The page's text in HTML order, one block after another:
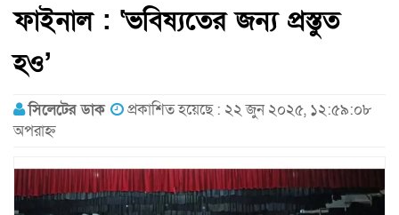
ফাইনাল : ‘ভবিষ্যতের জন্য প্রস্তুত
হও’
সিলেটের ডাক
প্রকাশিত হয়েছে : ২২ জুন ২০২৫, ১২:৫৯:০৮
অপরাহ্ন